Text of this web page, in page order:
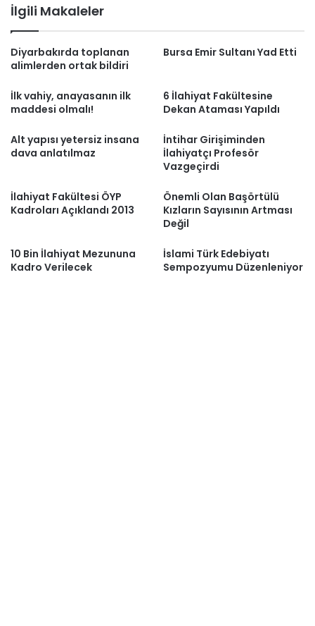
İlgili Makaleler
Diyarbakırda toplanan
alimlerden ortak bildiri
Bursa Emir Sultanı Yad Etti
İlk vahiy, anayasanın ilk
maddesi olmalı!
6 İlahiyat Fakültesine
Dekan Ataması Yapıldı
Alt yapısı yetersiz insana
dava anlatılmaz
İntihar Girişiminden
İlahiyatçı Profesör
Vazgeçirdi
İlahiyat Fakültesi ÖYP
Kadroları Açıklandı 2013
Önemli Olan Başörtülü
Kızların Sayısının Artması
Değil
10 Bin İlahiyat Mezununa
Kadro Verilecek
İslami Türk Edebiyatı
Sempozyumu Düzenleniyor